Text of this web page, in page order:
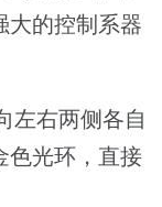
大的控制系器
左右两侧各自
色光环，直接